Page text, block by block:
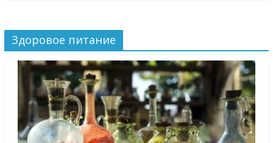
Здоровое питание